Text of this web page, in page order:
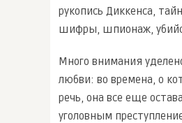
рукопись Диккенса,
шифры, шпионаж,
Много внимания
любви: во времена, о
речь, она все еще
уголовным